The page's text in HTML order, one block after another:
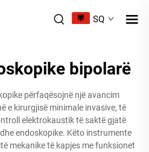
SQ
bipolarë
përfaqësojnë një avancim
e kirurgjisë minimale invasive, të
elektrokaustik të saktë gjatë
endoskopike. Këto instrumente
mekanike të kapjes me funksionet